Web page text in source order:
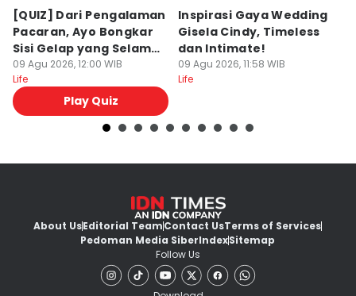
[QUIZ] Dari Pengalaman
Pacaran, Ayo Bongkar
Sisi Gelap yang Selama
Ini Disembunyikan
09 Agu 2026, 12:00 WIB
Life
Play Quiz
Inspirasi Gaya Wedding
Gisela Cindy, Timeless
dan Intimate!
09 Agu 2026, 11:58 WIB
Life
About UsEditorial TeamContact UsTerms of Services
Pedoman Media SiberIndexSitemap
Follow Us